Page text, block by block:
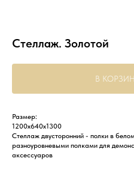
Стеллаж. Золотой
В
Размер:
1200x640x1300
Стеллаж двусторонний - полки в
разноуровневыми полками для
аксессуаров